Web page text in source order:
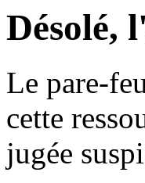
Désolé,
Le pare-
cette
jugée